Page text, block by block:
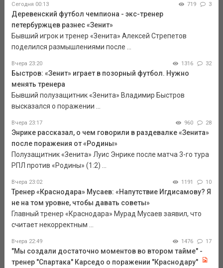
Сегодня 00:13 719 3
Деревенский футбол чемпиона - экс-тренер
петербуржцев разнес «Зенит»
Бывший игрок и тренер «Зенита» Алексей Стрепетов
поделился размышлениями после ...
Вчера 23:20 1316 32
Быстров: «Зенит» играет в позорный футбол. Нужно
менять тренера
Бывший полузащитник «Зенита» Владимир Быстров
высказался о поражении ...
Вчера 23:17 960 28
Энрике рассказал, о чем говорили в раздевалке «Зенита»
после поражения от «Родины»
Полузащитник «Зенита» Луис Энрике после матча 3-го тура
РПЛ против «Родины» (1:2) ...
Вчера 23:02 1191 10
Тренер «Краснодара» Мусаев: «Напутствие Игдисамову? Я
не на том уровне, чтобы давать советы»
Главный тренер «Краснодара» Мурад Мусаев заявил, что
считает некорректным ...
Вчера 22:49 1476 17
"Мы создали достаточно моментов во втором тайме" -
тренер "Спартака" Карседо о поражении "Краснодару"